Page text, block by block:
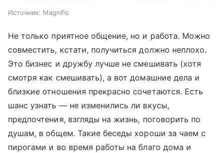
Источник: Magnific
Не только приятное общение, но и работа. Можно
совместить, кстати, получиться должно неплохо.
Это бизнес и дружбу лучше не смешивать (хотя
смотря как смешивать), а вот домашние дела и
близкие отношения прекрасно сочетаются. Есть
шанс узнать — не изменились ли вкусы,
предпочтения, взгляды на жизнь, поговорить по
душам, в общем. Такие беседы хороши за чаем с
пирогами и во время работы на благо дома и